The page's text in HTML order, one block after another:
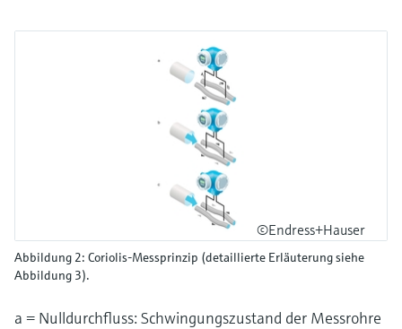
©Endress+Hauser
Abbildung 2: Coriolis-Messprinzip (detaillierte Erläuterung siehe
Abbildung 3).
a = Nulldurchfluss: Schwingungszustand der Messrohre